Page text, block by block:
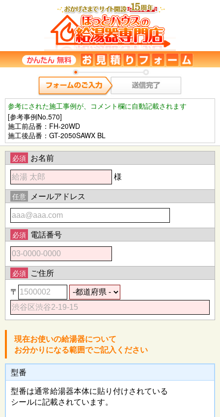
参考にされた施工事例が、コメント欄に自動記載されます
[参考事例No.570]
施工前品番：FH-20WD
施工後品番：GT-2050SAWX BL
必須 お名前
様
任意 メールアドレス
必須 電話番号
必須 ご住所
〒
現在お使いの給湯器について
お分かりになる範囲でご記入ください
型番
型番は通常給湯器本体に貼り付けされている
シールに記載されています。